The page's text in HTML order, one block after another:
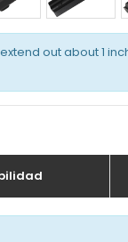
out about 1